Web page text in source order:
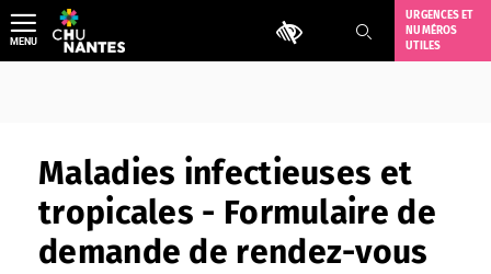
Aller
au
contenu
Outils d'accessibilité
URGENCES ET
NUMÉROS
UTILES
MENU
Maladies infectieuses et
tropicales - Formulaire de
demande de rendez-vous